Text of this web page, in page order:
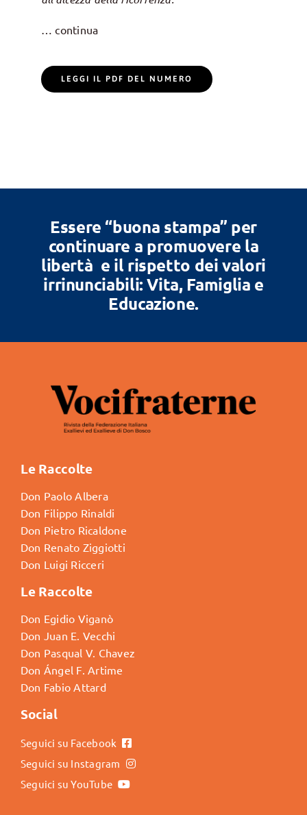
… continua
LEGGI IL PDF DEL NUMERO
Essere “buona stampa” per
continuare a promuovere la
libertà e il rispetto dei valori
irrinunciabili: Vita, Famiglia e
Educazione.
Le Raccolte
Don Paolo Albera
Don Filippo Rinaldi
Don Pietro Ricaldone
Don Renato Ziggiotti
Don Luigi Ricceri
Le Raccolte
Don Egidio Viganò
Don Juan E. Vecchi
Don Pasqual V. Chavez
Don Ángel F. Artime
Don Fabio Attard
Social
Seguici su Facebook
Seguici su Instagram
Seguici su YouTube